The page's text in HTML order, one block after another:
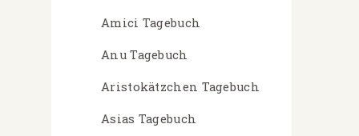
Amici Tagebuch
Anu Tagebuch
Aristokätzchen Tagebuch
Asias Tagebuch